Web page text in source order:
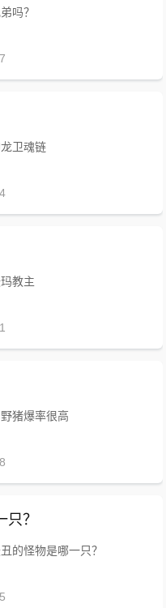
吗？
卫魂链
教主
猪爆率很高
？
的怪物是哪一只？